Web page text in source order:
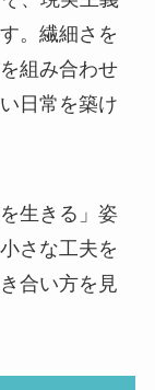
。繊細さを
組み合わせ
日常を築け
生きる」姿
さな工夫を
合い方を見